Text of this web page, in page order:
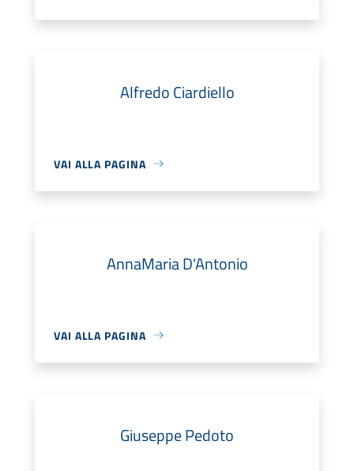
Alfredo Ciardiello
VAI ALLA PAGINA
AnnaMaria D'Antonio
VAI ALLA PAGINA
Giuseppe Pedoto